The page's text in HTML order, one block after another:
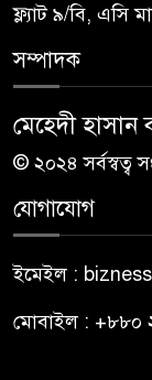
ফ্ল্যাট ৯/বি, এসি
সম্পাদক
মেহেদী হাসান
© ২০২৪ সর্বস্বত্ব
যোগাযোগ
ইমেইল :
মোবাইল : +৮৮০